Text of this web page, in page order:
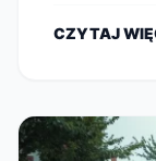
CZYTAJ